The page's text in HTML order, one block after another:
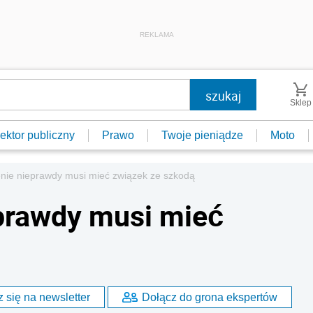
REKLAMA
Sklep
publiczny Prawo Twoje pieniądze Moto
nieprawdy musi mieć związek ze szkodą
musi mieć
się na newsletter Dołącz do grona ekspertów